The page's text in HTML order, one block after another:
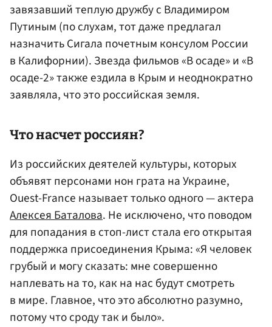
завязавший теплую дружбу с Владимиром
Путиным (по слухам, тот даже предлагал
назначить Сигала почетным консулом России
в Калифорнии). Звезда фильмов «В осаде» и «В
осаде-2» также ездила в Крым и неоднократно
заявляла, что это российская земля.
Что насчет россиян?
Из российских деятелей культуры, которых
объявят персонами нон грата на Украине,
Ouest-France называет только одного — актера
Алексея Баталова. Не исключено, что поводом
для попадания в стоп-лист стала его открытая
поддержка присоединения Крыма: «Я человек
грубый и могу сказать: мне совершенно
наплевать на то, как на нас будут смотреть
в мире. Главное, что это абсолютно разумно,
потому что сроду так и было».